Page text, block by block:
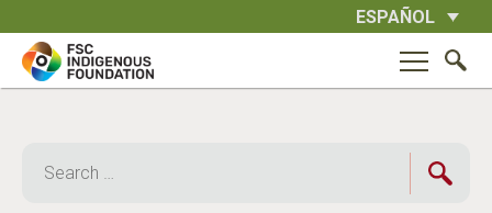
to
content
ESPAÑOL
for: